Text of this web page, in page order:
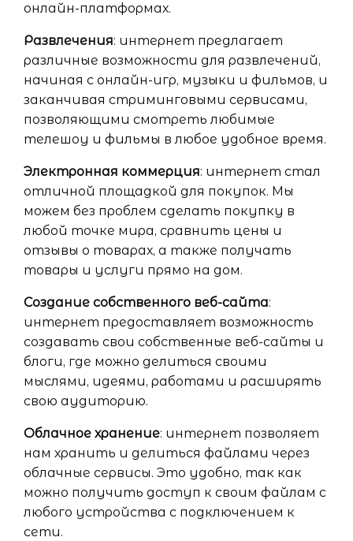
онлайн-платформах.
Развлечения: интернет предлагает
различные возможности для развлечений,
начиная с онлайн-игр, музыки и фильмов, и
заканчивая стриминговыми сервисами,
позволяющими смотреть любимые
телешоу и фильмы в любое удобное время.
Электронная коммерция: интернет стал
отличной площадкой для покупок. Мы
можем без проблем сделать покупку в
любой точке мира, сравнить цены и
отзывы о товарах, а также получать
товары и услуги прямо на дом.
Создание собственного веб-сайта:
интернет предоставляет возможность
создавать свои собственные веб-сайты и
блоги, где можно делиться своими
мыслями, идеями, работами и расширять
свою аудиторию.
Облачное хранение: интернет позволяет
нам хранить и делиться файлами через
облачные сервисы. Это удобно, так как
можно получить доступ к своим файлам с
любого устройства с подключением к
сети.